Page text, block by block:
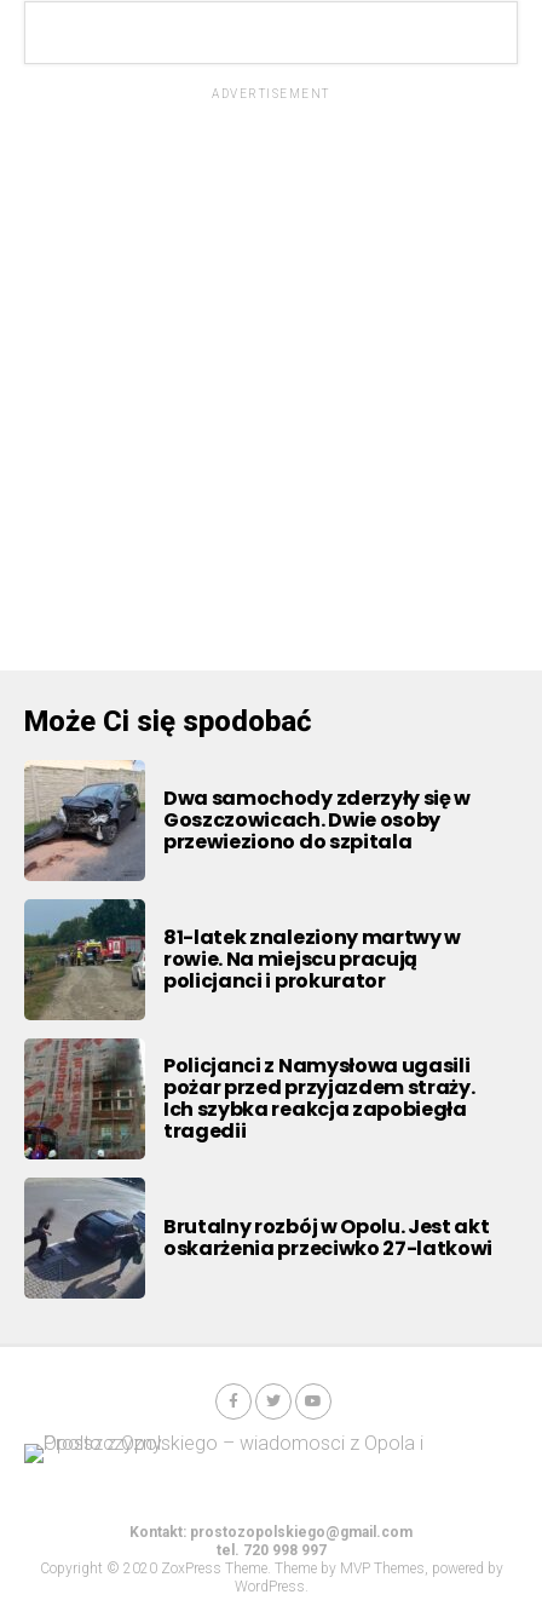
ADVERTISEMENT
Może Ci się spodobać
Dwa samochody zderzyły się w
Goszczowicach. Dwie osoby
przewieziono do szpitala
81-latek znaleziony martwy w
rowie. Na miejscu pracują
policjanci i prokurator
Policjanci z Namysłowa ugasili
pożar przed przyjazdem straży.
Ich szybka reakcja zapobiegła
tragedii
Brutalny rozbój w Opolu. Jest akt
oskarżenia przeciwko 27-latkowi
Kontakt: prostozopolskiego@gmail.com
tel. 720 998 997
Copyright © 2020 ZoxPress Theme. Theme by MVP Themes, powered by
WordPress.